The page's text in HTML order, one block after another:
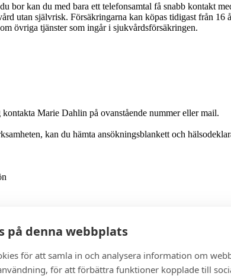
på denna webbplats
för att samla in och analysera information om
för att förbättra funktioner kopplade till
bor kan du med bara ett telefonsamtal få snabb kontakt
utan självrisk. Försäkringarna kan köpas tidigast från 16
övriga tjänster som ingår i sjukvårdsförsäkringen.
Marie Dahlin på ovanstående nummer eller mail.
kan du hämta ansökningsblankett och